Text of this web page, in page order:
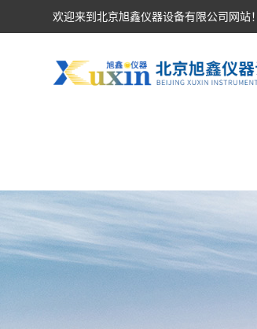
欢迎来到北京旭鑫仪器设备有限公司网站！